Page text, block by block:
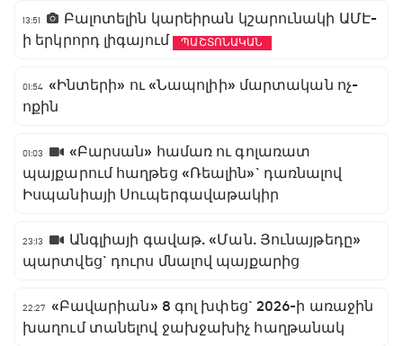
13:51
Բալոտելին կարեիրան կշարունակի ԱՄԷ-
ի երկրորդ լիգայում
ՊԱՇՏՈՆԱԿԱՆ
01:54 «Ինտերի» ու «Նապոլիի» մարտական ոչ-
ոքին
01:03
«Բարսան» համառ ու գոլառատ
պայքարում հաղթեց «Ռեալին»` դառնալով
Իսպանիայի Սուպերգավաթակիր
23:13
Անգլիայի գավաթ. «Ման. Յունայթեդը»
պարտվեց` դուրս մնալով պայքարից
22:27 «Բավարիան» 8 գոլ խփեց` 2026-ի առաջին
խաղում տանելով ջախջախիչ հաղթանակ